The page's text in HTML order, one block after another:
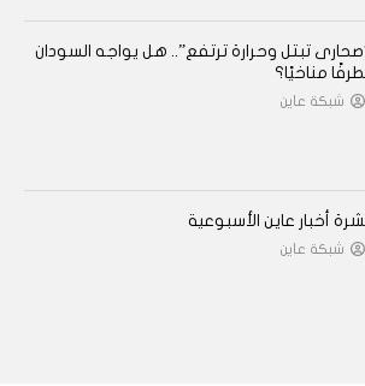
تبتل وحرارة ترتفع”.. هل يواجه السودان
مناخيًا؟
شبكة عاين
أخبار عاين الأسبوعية
شبكة عاين